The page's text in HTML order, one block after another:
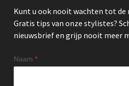
Kunt u ook nooit wachten tot de
Gratis tips van onze stylistes?
nieuwsbrief en grijp nooit meer
Naam*